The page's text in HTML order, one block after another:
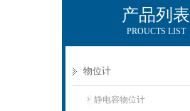
产品列表
PROUCTS LIST
物位计
静电容物位计